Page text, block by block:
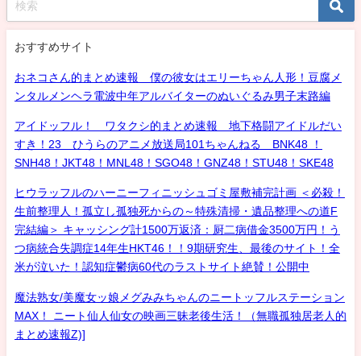
おすすめサイト
おネコさん的まとめ速報 僕の彼女はエリーちゃん人形！豆腐メ
ンタルメンヘラ電波中年アルバイターのぬいぐるみ男子末路編
アイドッフル！ ワタクシ的まとめ速報 地下格闘アイドルだい
すき！23 ひうらのアニメ放送局101ちゃんねる BNK48 ！
SNH48！JKT48！MNL48！SGO48！GNZ48！STU48！SKE48
ヒウラッフルのハーニーフィニッシュゴミ屋敷補完計画 ＜必殺！
生前整理人！孤立し孤独死からの～特殊清掃・遺品整理への道F
完結編＞ キャッシング計1500万返済：厨二病借金3500万円！う
つ病統合失調症14年生HKT46！！9期研究生、最後のサイト！全
米が泣いた！認知症鬱病60代のラストサイト絶賛！公開中
魔法熟女/美魔女ッ娘メグみみちゃんのニートッフルステーション
MAX！ ニート仙人仙女の映画三昧老後生活！（無職孤独居老人的
まとめ速報Z)]